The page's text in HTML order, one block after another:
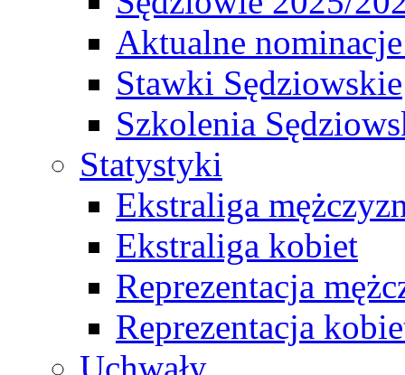
Aktualne
Stawki Sędziowskie
Szkolenia
Statystyki
Ekstraliga
Ekstraliga kobiet
Reprezentacja
Reprezentacja
Uchwały